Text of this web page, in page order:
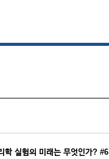
학 실험의 미래는 무엇인가? #6